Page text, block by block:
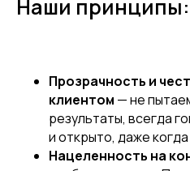
Наши принципы:
Прозрачность и
клиентом — не
результаты, всегда
и открыто, даже
Нацеленность на